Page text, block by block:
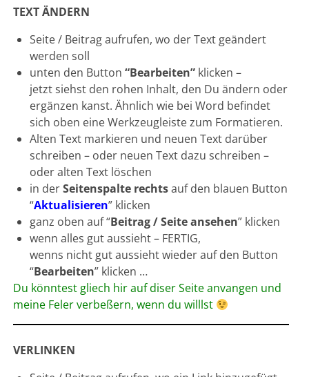
TEXT ÄNDERN
Seite / Beitrag aufrufen, wo der Text geändert
werden soll
unten den Button“Bearbeiten” klicken –
jetzt siehst den rohen Inhalt, den Du ändern oder
ergänzen kanst. Ähnlich wie bei Word befindet
sich oben eine Werkzeugleiste zum Formatieren.
Alten Text markieren und neuen Text darüber
schreiben – oder neuen Text dazu schreiben –
oder alten Text löschen
in derSeitenspalte rechtsauf den blauen Button
“Aktualisieren” klicken
ganz oben auf “Beitrag / Seite ansehen” klicken
wenn alles gut aussieht – FERTIG,
wenns nicht gut aussieht wieder auf den Button
“Bearbeiten” klicken …
Du könntest gliech hir auf diser Seite anvangen und
meine Feler verbeßern, wenn du willlst
VERLINKEN